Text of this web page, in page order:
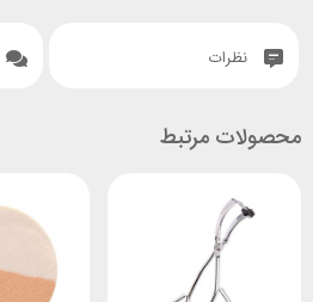
نظرات
محصولات مرتبط